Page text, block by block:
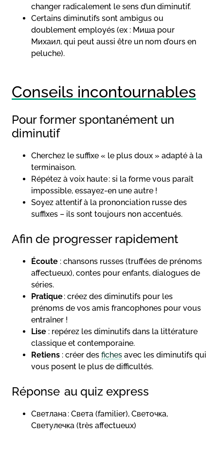
changer radicalement le sens d’un diminutif.
Certains diminutifs sont ambigus ou
doublement employés (ex : Миша pour
Михаил, qui peut aussi être un nom d’ours en
peluche).
Conseils incontournables
Pour former spontanément un
diminutif
Cherchez le suffixe « le plus doux » adapté à la
terminaison.
Répétez à voix haute : si la forme vous paraît
impossible, essayez-en une autre !
Soyez attentif à la prononciation russe des
suffixes – ils sont toujours non accentués.
Afin de progresser rapidement
Écoute : chansons russes (truffées de prénoms
affectueux), contes pour enfants, dialogues de
séries.
Pratique: créez des diminutifs pour les
prénoms de vos amis francophones pour vous
entraîner !
Lise : repérez les diminutifs dans la littérature
classique et contemporaine.
Retiens : créer des fiches avec les diminutifs qui
vous posent le plus de difficultés.
Réponse au quiz express
Светлана : Свeта (familier), Светочка,
Светулечка (très affectueux)